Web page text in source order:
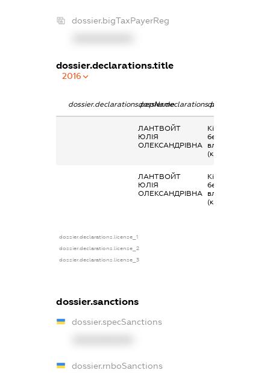
dossier.bigTaxPayerReg
dossier.declarations.title
2016
dossier.declarations.pepNamedossier.declarations.personName
ЛАНТВОЙТ
ЮЛІЯ
ОЛЕКСАНДРІВНА
Кінцевий
бенефіціарний
власник
(контролер)
ЛАНТВОЙТ
ЮЛІЯ
ОЛЕКСАНДРІВНА
Кінцевий
бенефіціарний
власник
(контролер)
dossier.declarations.license_1
dossier.declarations.license_2
dossier.declarations.license_3
dossier.sanctions
dossier.specSanctions
dossier.rnboSanctions